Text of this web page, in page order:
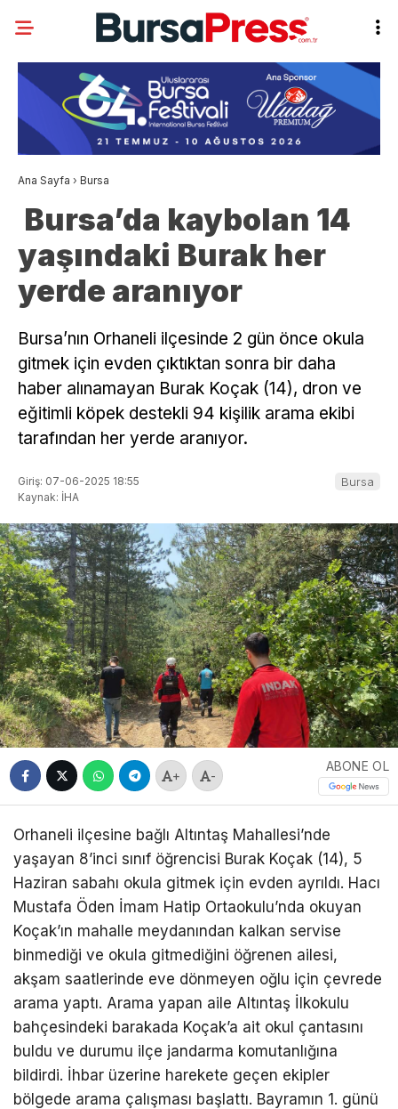
Ana Sayfa › Bursa
Bursa’da kaybolan 14
yaşındaki Burak her
yerde aranıyor
Bursa’nın Orhaneli ilçesinde 2 gün önce okula
gitmek için evden çıktıktan sonra bir daha
haber alınamayan Burak Koçak (14), dron ve
eğitimli köpek destekli 94 kişilik arama ekibi
tarafından her yerde aranıyor.
Giriş: 07-06-2025 18:55
Kaynak: İHA
Bursa
+ -
ABONE OL
Orhaneli ilçesine bağlı Altıntaş Mahallesi’nde
yaşayan 8’inci sınıf öğrencisi Burak Koçak (14), 5
Haziran sabahı okula gitmek için evden ayrıldı. Hacı
Mustafa Öden İmam Hatip Ortaokulu’nda okuyan
Koçak’ın mahalle meydanından kalkan servise
binmediği ve okula gitmediğini öğrenen ailesi,
akşam saatlerinde eve dönmeyen oğlu için çevrede
arama yaptı. Arama yapan aile Altıntaş İlkokulu
bahçesindeki barakada Koçak’a ait okul çantasını
buldu ve durumu ilçe jandarma komutanlığına
bildirdi. İhbar üzerine harekete geçen ekipler
bölgede arama çalışması başlattı. Bayramın 1. günü